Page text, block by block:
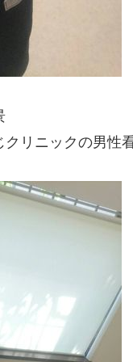
リニックの男性看